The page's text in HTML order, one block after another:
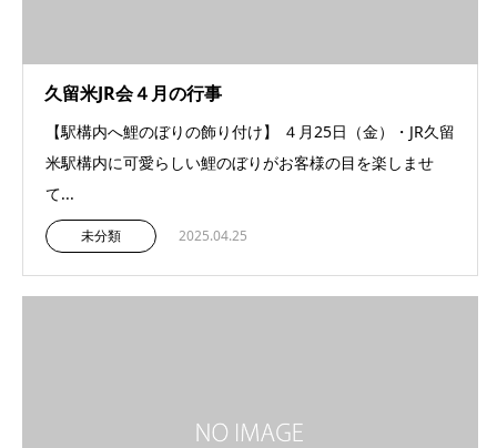
久留米JR会４月の行事
【駅構内へ鯉のぼりの飾り付け】 ４月25日（金）・JR久留
米駅構内に可愛らしい鯉のぼりがお客様の目を楽しませ
て...
未分類 2025.04.25